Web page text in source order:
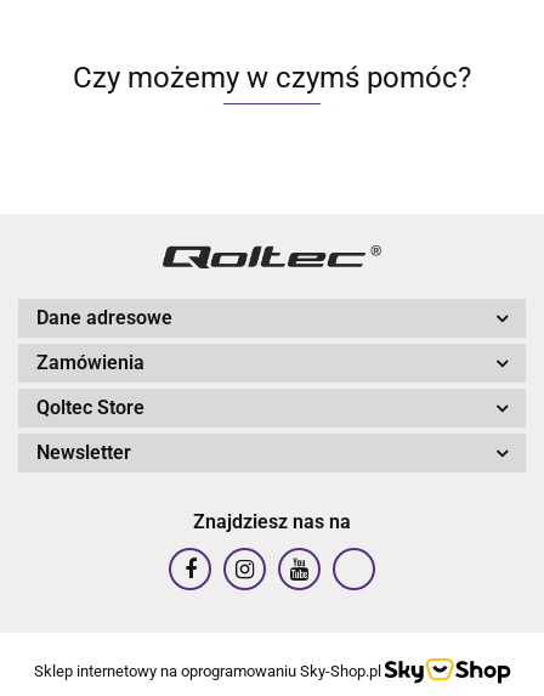
Czy możemy w czymś pomóc?
Dane adresowe
Zamówienia
Qoltec Store
Newsletter
Znajdziesz nas na
Sklep internetowy na oprogramowaniu Sky-Shop.pl